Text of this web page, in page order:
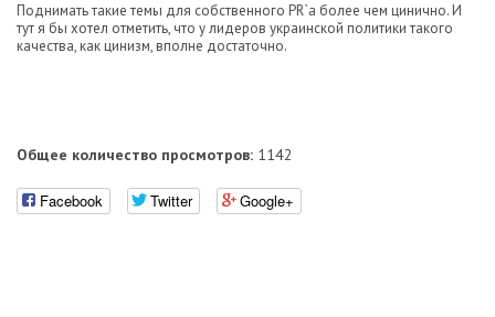
Поднимать такие темы для собственного PR`а более чем цинично. И
тут я бы хотел отметить, что у лидеров украинской политики такого
качества, как цинизм, вполне достаточно.
Общее количество просмотров: 1142
Facebook Twitter Google+